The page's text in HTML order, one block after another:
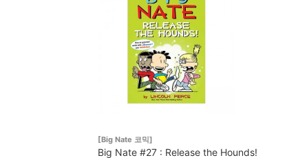
[Big Nate 코믹]
Big Nate #27 : Release the Hounds!